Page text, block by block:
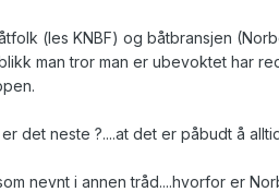
(les KNBF) og båtbransjen
man tror man er ubevoktet har
det neste ?....at det er påbudt å
nevnt i annen tråd....hvorfor er